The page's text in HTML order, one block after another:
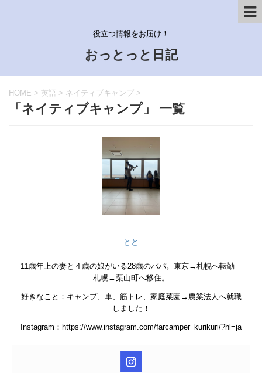
役立つ情報をお届け！
おっとっと日記
HOME > 英語 > ネイティブキャンプ >
「ネイティブキャンプ」 一覧
とと
11歳年上の妻と４歳の娘がいる28歳のパパ。東京→札幌へ転勤
札幌→栗山町へ移住。
好きなこと：キャンプ、車、筋トレ、家庭菜園→農業法人へ就職
しました！
Instagram：https://www.instagram.com/farcamper_kurikuri/?hl=ja